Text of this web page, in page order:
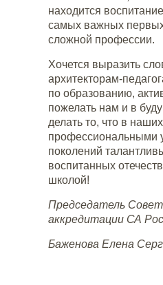
находится
самых важных
сложной профессии.
Хочется выразить
архитекторам-
по образованию,
пожелать нам и в
делать то, что в
профессиональными
поколений
воспитанных
школой!
Председатель
аккредитации СА
Баженова Елена